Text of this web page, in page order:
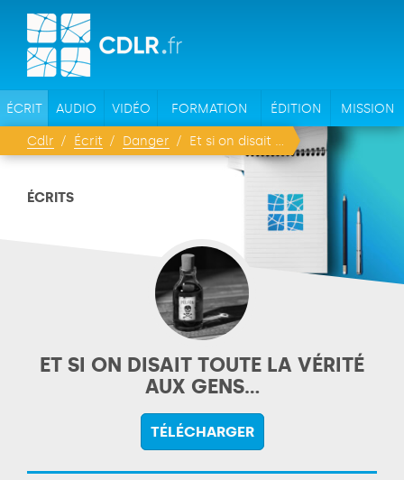
ÉCRIT AUDIO VIDÉO FORMATION ÉDITION MISSION
Cdlr Écrit Danger Et si on disait toute la vérité aux gens...
ÉCRITS
ET SI ON DISAIT TOUTE LA VÉRITÉ
AUX GENS...
TÉLÉCHARGER